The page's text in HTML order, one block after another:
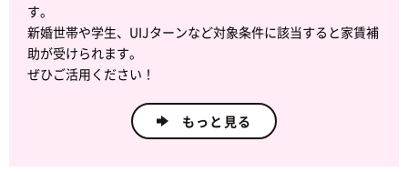
す。
新婚世帯や学生、UIJターンなど対象条件に該当すると家賃補
助が受けられます。
ぜひご活用ください！
もっと見る